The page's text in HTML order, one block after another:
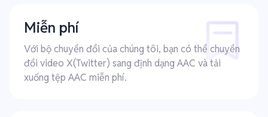
Miễn phí
Với bộ chuyển đổi của chúng tôi, bạn có thể chuyển
đổi video X(Twitter) sang định dạng AAC và tải
xuống tệp AAC miễn phí.